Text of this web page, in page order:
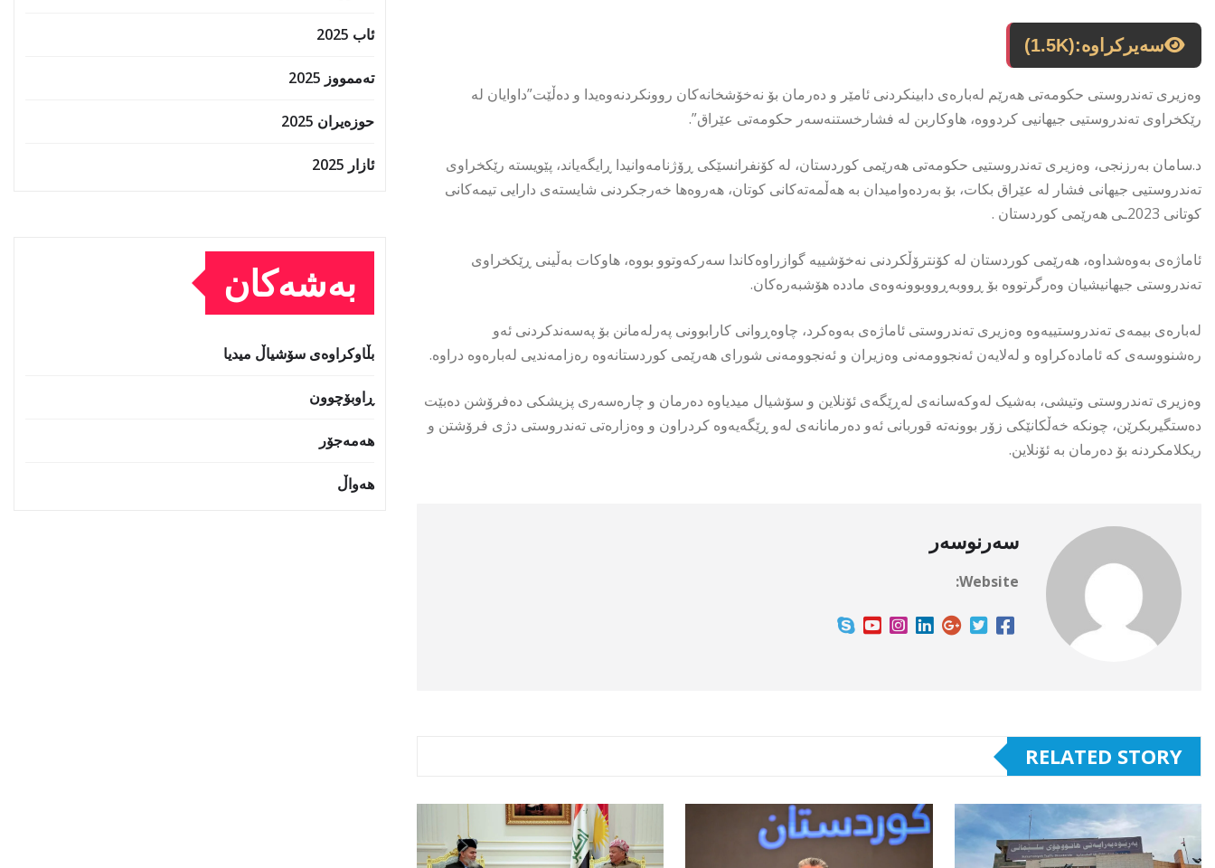
سەیرکراوە:(1.5K)
وەزیری تەندروستی حکومەتی هەرێم لەبارەی دابینکردنی ئامێر و دەرمان بۆ نەخۆشخانەکان روونکردنەوەیدا و دەڵێت”داوایان لە
رێکخراوی تەندروستیی جیهانیی کردووە، هاوکاربن لە فشارخستنەسەر حکومەتی عێراق”.
د.سامان بەرزنجی، وەزیری تەندروستیی حکومەتی هەرێمی کوردستان، لە کۆنفرانسێکی ڕۆژنامەوانیدا ڕایگەیاند، پێویستە رێکخراوى
تەندروستیی جیهانی فشار لە عێراق بکات، بۆ بەردەوامیدان بە هەڵمەتەکانی کوتان، هەروەها خەرجکردنی شایستەی دارایی تیمەکانى
کوتانى 2023ـى هەرێمى کوردستان .
ئاماژەی بەوەشداوە، هەرێمی کوردستان لە کۆنترۆڵکردنی نەخۆشییە گوازراوەکاندا سەرکەوتوو بووە، هاوکات بەڵینی ڕێکخراوی
تەندروستی جیهانیشیان وەرگرتووە بۆ ڕووبەڕووبوونەوەی ماددە هۆشبەرەکان.
لەبارەی بیمەی تەندروستییەوە وەزیری تەندروستی ئاماژەی بەوەکرد، چاوەڕوانی کارابوونی پەرلەمانن بۆ پەسەندکردنى ئەو
رەشنووسەی کە ئامادەکراوە و لەلایەن ئەنجوومەنی وەزیران و ئەنجوومەنی شورای هەرێمی کوردستانەوە رەزامەندیی لەبارەوە دراوە.
وەزیری تەندروستی وتیشی، بەشیک لەوکەسانەی لەڕێگەی ئۆنلاین و سۆشیال میدیاوە دەرمان و چارەسەری پزیشکی دەفرۆشن دەبێت
دەستگیربکرێن، چونکە خەڵکانێکی زۆر بوونەتە قوربانی ئەو دەرمانانەی لەو ڕێگەیەوە کردراون و وەزارەتی تەندروستی دژی فرۆشتن و
ریکلامکردنە بۆ دەرمان بە ئۆنلاین.
سەرنوسەر
Website:
RELATED STORY
ئاب 2025
تەممووز 2025
حوزه‌یران 2025
ئازار 2025
بەشەکان
بڵاوکراوەی سۆشیاڵ میدیا
ڕاوبۆچوون
هەمەجۆر
هەواڵ